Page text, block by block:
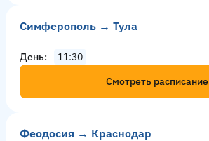
Симферополь → Тула
День
11:30
Смотреть расписание
Феодосия → Краснодар